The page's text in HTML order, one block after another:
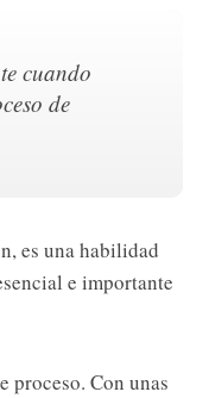
cuando
de
es una habilidad
e importante
proceso. Con unas